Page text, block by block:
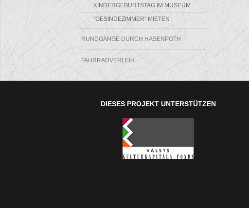
KINDERGEBURTSTAG IM MUSEUM
"GESINDEZIMMER" MIETEN
RUNDGÄNGE DURCH HASENPOTH
FAHRRADVERLEIH
DIESES PROJEKT UNTERSTÜTZEN